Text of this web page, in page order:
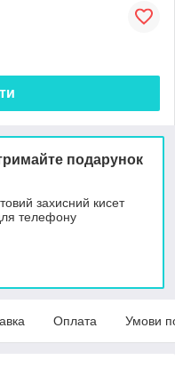
подарунок
захисний кисет
телефону
Оплата Умови